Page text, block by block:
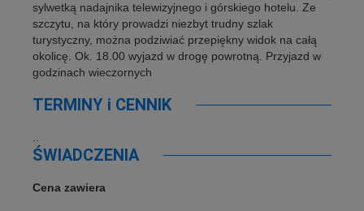
sylwetką nadajnika telewizyjnego i górskiego hotelu. Ze
szczytu, na który prowadzi niezbyt trudny szlak
turystyczny, można podziwiać przepiękny widok na całą
okolicę. Ok. 18.00 wyjazd w drogę powrotną. Przyjazd w
godzinach wieczornych
TERMINY i CENNIK
ŚWIADCZENIA
Cena zawiera